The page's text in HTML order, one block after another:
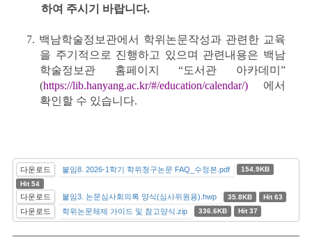
하여 주시기 바랍니다.
7. 백남학술정보관에서 학위논문작성과 관련한 교육
을 주기적으로 진행하고 있으며 관련내용은 백남
학술정보관 홈페이지 “도서관 아카데미”
(https://lib.hanyang.ac.kr/#/education/calendar/) 에서
확인할 수 있습니다.
다운로드 붙임8. 2026-1학기 학위청구논문 FAQ_수정본.pdf
154.9KB
Hit 54
다운로드 붙임3. 논문심사회의록 양식(심사위원용).hwp 35.8KB Hit 63
다운로드 학위논문체제 가이드 및 참고양식.zip 336.6KB Hit 37